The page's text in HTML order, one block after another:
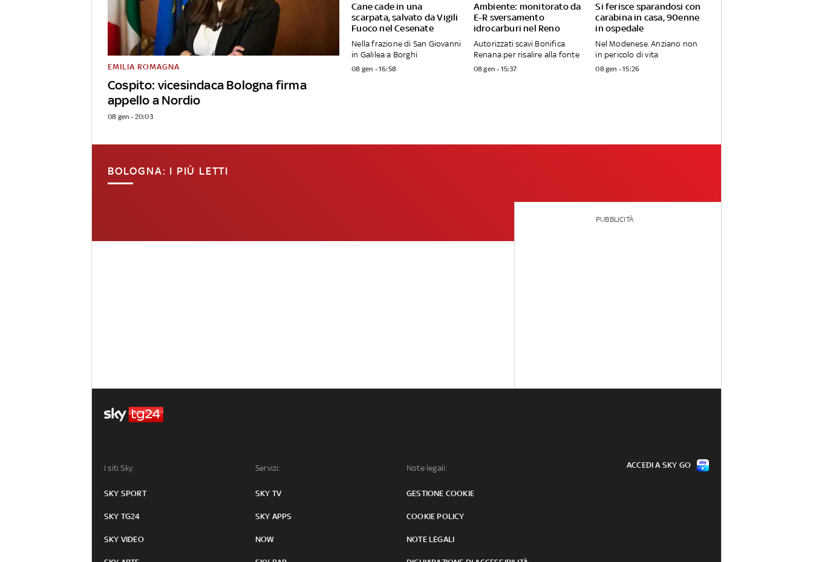
Cospito: vicesindaca Bologna firma
appello a Nordio
EMILIA ROMAGNA
08 gen - 20:03
Cane cade in una
scarpata, salvato da Vigili
Fuoco nel Cesenate
Nella frazione di San Giovanni
in Galilea a Borghi
08 gen - 16:58
Ambiente: monitorato da
E-R sversamento
idrocarburi nel Reno
Autorizzati scavi Bonifica
Renana per risalire alla fonte
08 gen - 15:37
Si ferisce sparandosi con
carabina in casa, 90enne
in ospedale
Nel Modenese. Anziano non
in pericolo di vita
08 gen - 15:26
BOLOGNA: I PIÙ LETTI
PUBBLICITÀ
I siti Sky:
SKY SPORT
SKY TG24
SKY VIDEO
Servizi:
SKY TV
SKY APPS
NOW
Note legali:
GESTIONE COOKIE
COOKIE POLICY
NOTE LEGALI
ACCEDI A SKY GO